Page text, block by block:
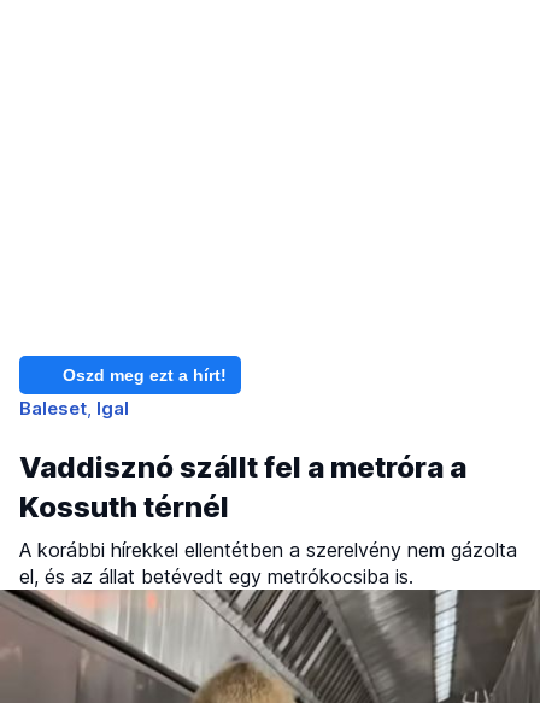
Oszd meg ezt a hírt!
Baleset Igal
Vaddisznó szállt fel a metróra a
Kossuth térnél
A korábbi hírekkel ellentétben a szerelvény nem gázolta
el, és az állat betévedt egy metrókocsiba is.